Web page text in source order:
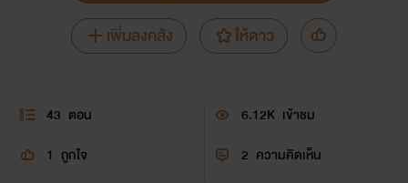
เพิ่มลงคลัง
ให้ดาว
43 ตอน 6.12K เข้าชม
1 ถูกใจ 2 ความคิดเห็น